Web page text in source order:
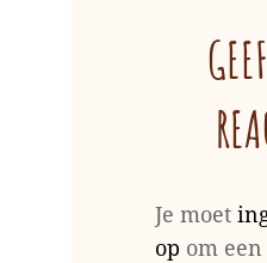
Je moet
op om